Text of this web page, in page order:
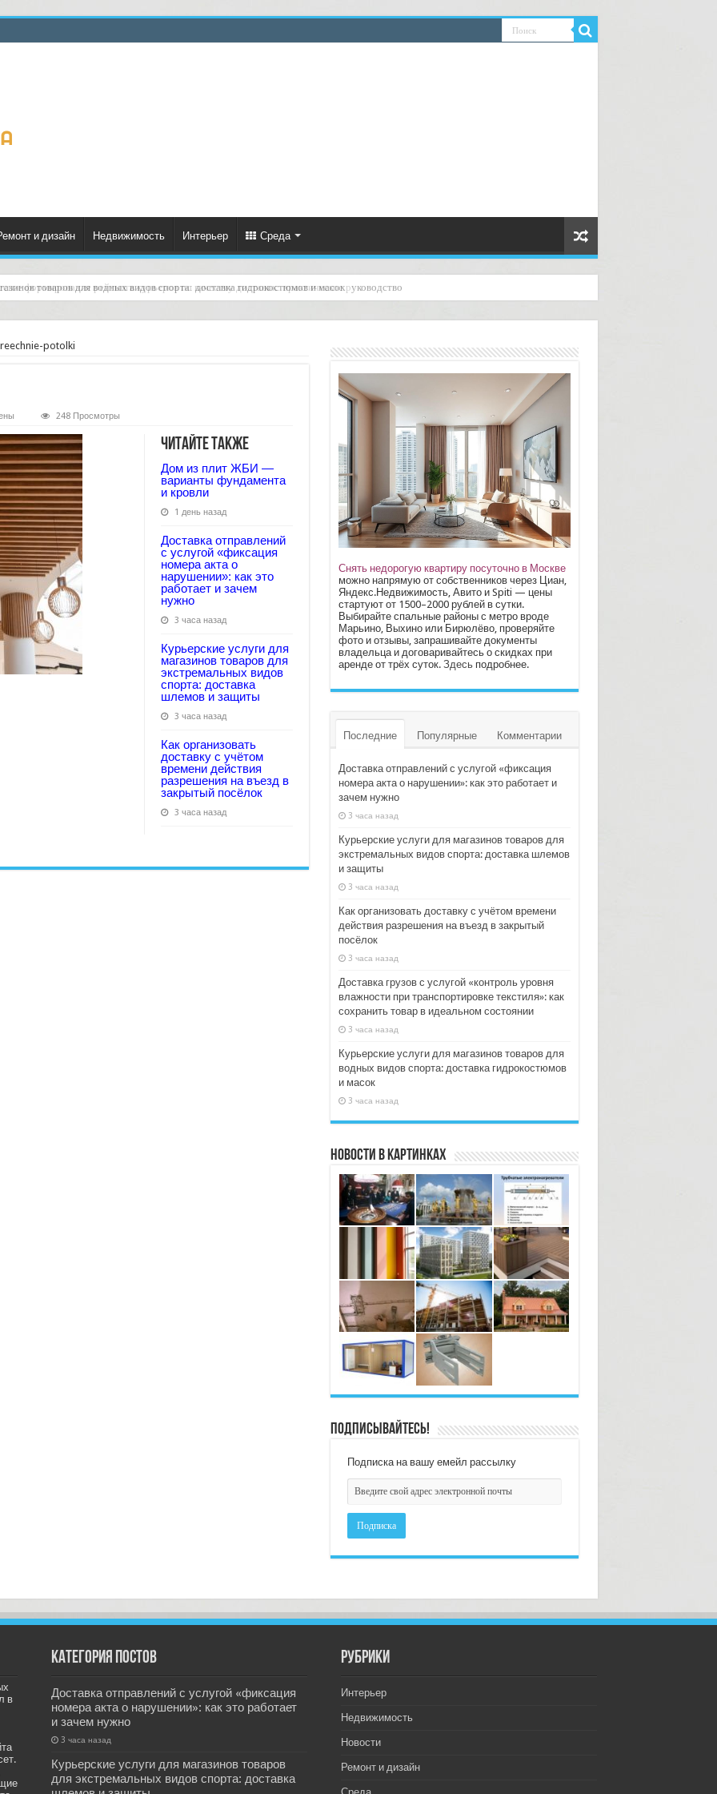
и дизайн Недвижимость Интерьер Среда
формирование рейтинга курьеров по качеству доставок: практическое руководство
reechnie-potolki
248 Просмотры
Читайте также
Дом из плит ЖБИ —
варианты фундамента
и кровли
1 день назад
Доставка отправлений
с услугой «фиксация
номера акта о
нарушении»: как это
работает и зачем
нужно
3 часа назад
Курьерские услуги для
магазинов товаров для
экстремальных видов
спорта: доставка
шлемов и защиты
3 часа назад
Как организовать
доставку с учётом
времени действия
разрешения на въезд в
закрытый посёлок
3 часа назад
Снять недорогую квартиру посуточно в Москве
можно напрямую от собственников через Циан,
Яндекс.Недвижимость, Авито и Spiti — цены
стартуют от 1500–2000 рублей в сутки.
Выбирайте спальные районы с метро вроде
Марьино, Выхино или Бирюлёво, проверяйте
фото и отзывы, запрашивайте документы
владельца и договаривайтесь о скидках при
аренде от трёх суток. Здесьподробнее.
Последние Популярные Комментарии
Доставка отправлений с услугой «фиксация
номера акта о нарушении»: как это работает и
зачем нужно
3 часа назад
Курьерские услуги для магазинов товаров для
экстремальных видов спорта: доставка шлемов
и защиты
3 часа назад
Как организовать доставку с учётом времени
действия разрешения на въезд в закрытый
посёлок
3 часа назад
Доставка грузов с услугой «контроль уровня
влажности при транспортировке текстиля»: как
сохранить товар в идеальном состоянии
3 часа назад
Курьерские услуги для магазинов товаров для
водных видов спорта: доставка гидрокостюмов
и масок
3 часа назад
Новости в картинках
Подписывайтесь!
Подписка на вашу емейл рассылку
в
Категория постов
Доставка отправлений с услугой «фиксация
номера акта о нарушении»: как это работает
и зачем нужно
3 часа назад
Курьерские услуги для магазинов товаров
для экстремальных видов спорта: доставка
РУбрики
Интерьер
Недвижимость
Новости
Ремонт и дизайн